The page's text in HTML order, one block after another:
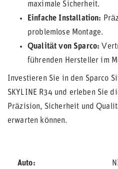
maximale Sicherheit.
Einfache Installation:
problemlose Montage.
Qualität von Sparco:
führenden Hersteller im
Investieren Sie in den Sparco
SKYLINE R34 und erleben Sie
Präzision, Sicherheit und
erwarten können.
Auto